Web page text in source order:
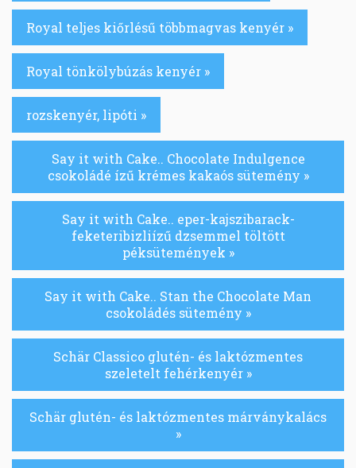
Royal teljes kiőrlésű többmagvas kenyér »
Royal tönkölybúzás kenyér »
rozskenyér, lipóti »
Say it with Cake.. Chocolate Indulgence
csokoládé ízű krémes kakaós sütemény »
Say it with Cake.. eper-kajszibarack-
feketeribizliízű dzsemmel töltött
péksütemények »
Say it with Cake.. Stan the Chocolate Man
csokoládés sütemény »
Schär Classico glutén- és laktózmentes
szeletelt fehérkenyér »
Schär glutén- és laktózmentes márványkalács
»